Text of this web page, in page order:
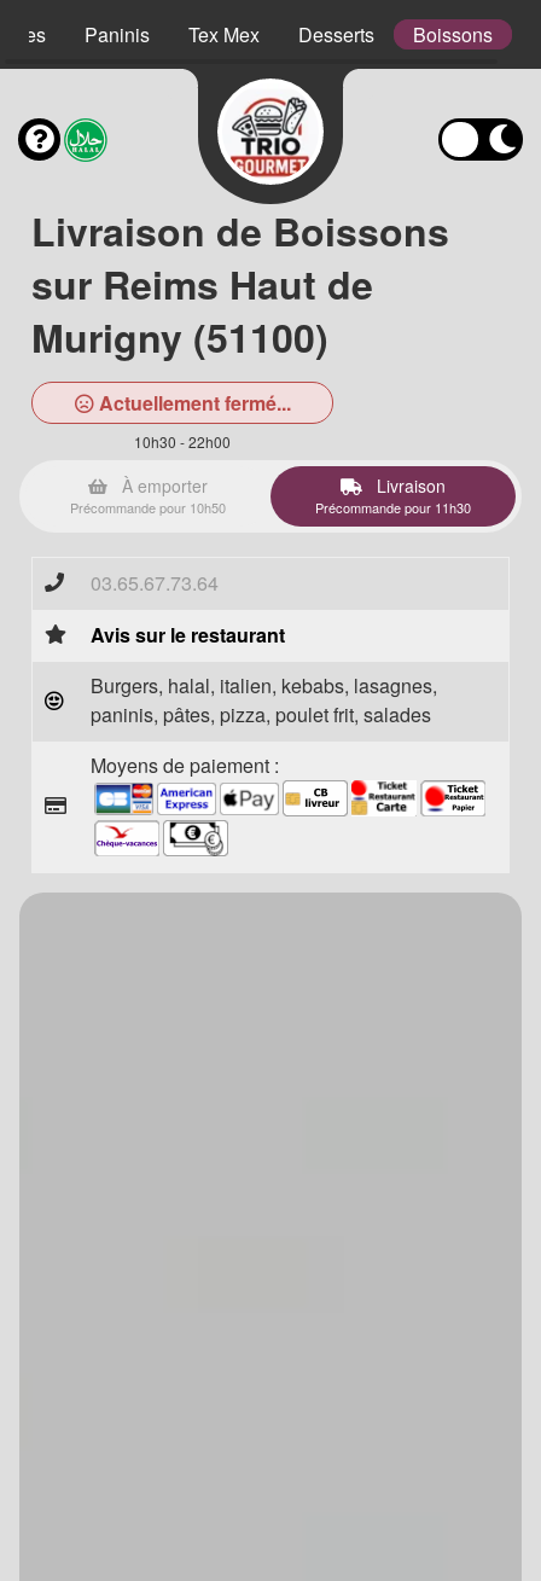
Paninis Tex Mex Desserts Boissons
Livraison de Boissons
sur Reims Haut de
Murigny (51100)
Actuellement fermé...
10h30 - 22h00
À emporter
Précommande pour 10h50
Livraison
Précommande pour 11h30
03.65.67.73.64
Avis sur le restaurant
Burgers, halal, italien, kebabs, lasagnes,
paninis, pâtes, pizza, poulet frit, salades
Moyens de paiement :